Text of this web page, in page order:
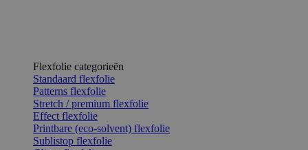
Flexfolie categorieën
Standaard flexfolie
Patterns flexfolie
Stretch / premium flexfolie
Effect flexfolie
Printbare (eco-solvent) flexfolie
Sublistop flexfolie